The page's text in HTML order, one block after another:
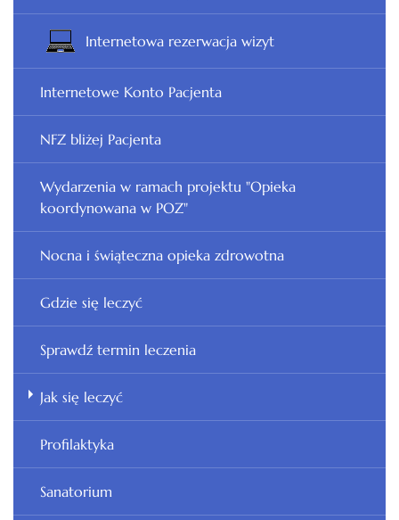
Internetowa rezerwacja wizyt
Internetowe Konto Pacjenta
NFZ bliżej Pacjenta
Wydarzenia w ramach projektu "Opieka
koordynowana w POZ"
Nocna i świąteczna opieka zdrowotna
Gdzie się leczyć
Sprawdź termin leczenia
Jak się leczyć
Profilaktyka
Sanatorium